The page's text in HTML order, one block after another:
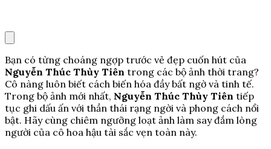
Bạn có từng choáng ngợp trước vẻ đẹp cuốn hút của
Nguyễn Thúc Thùy Tiên trong các bộ ảnh thời trang?
Cô nàng luôn biết cách biến hóa đầy bất ngờ và tinh tế.
Trong bộ ảnh mới nhất, Nguyễn Thúc Thùy Tiên tiếp
tục ghi dấu ấn với thần thái rạng ngời và phong cách nổi
bật. Hãy cùng chiêm ngưỡng loạt ảnh làm say đắm lòng
người của cô hoa hậu tài sắc vẹn toàn này.